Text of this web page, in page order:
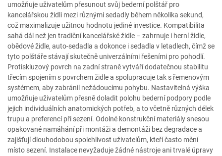
umožňuje uživatelům přesunout svůj bederní polštář pro
kancelářskou židli mezi různými sedadly během několika sekund,
což maximalizuje užitnou hodnotu jediné investice. Kompatibilita
sahá dál než jen tradiční kancelářské židle – zahrnuje i herní židle,
obědové židle, auto-sedadla a dokonce i sedadla v letadlech, čímž se
tyto polštáře stávají skutečně univerzálními řešeními pro pohodlí.
Protiskluzový povrch na zadní straně vytváří dodatečnou stabilitu
třecím spojením s povrchem židle a spolupracuje tak s řemenovým
systémem, aby zabránil nežádoucímu pohybu. Nastavitelná výška
umožňuje uživatelům přesně doladit polohu bederní podpory podle
jejich individuálních anatomických potřeb, a to včetně různých délek
trupu a preferencí při sezení. Odolné konstrukční materiály snesou
opakované namáhání při montáži a demontáži bez degradace a
zajišťují dlouhodobou spolehlivost uživatelům, kteří často mění
místo sezení. Instalace nevyžaduje žádné nástroje ani trvalé úpravy